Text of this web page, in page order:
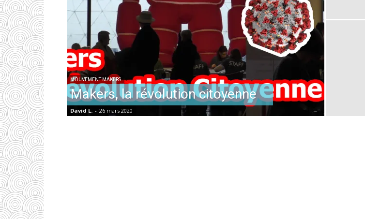
MOUVEMENT MAKERS
Makers, la révolution citoyenne
David L. - 26 mars 2020